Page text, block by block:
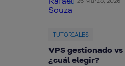
TUTORIALES
VPS gestionado
¿cuál elegir?